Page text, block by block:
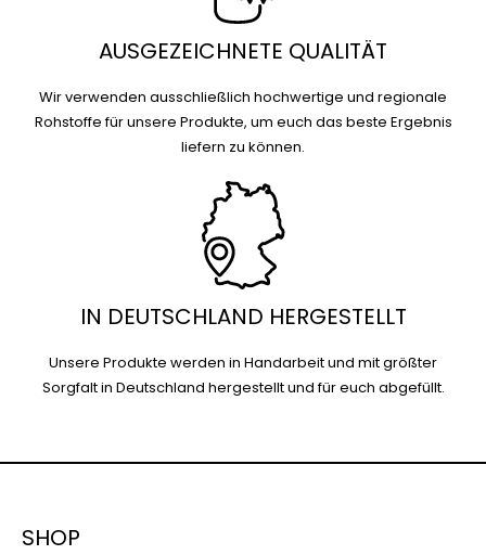
AUSGEZEICHNETE QUALITÄT
Wir verwenden ausschließlich hochwertige und regionale
Rohstoffe für unsere Produkte, um euch das beste Ergebnis
liefern zu können.
IN DEUTSCHLAND HERGESTELLT
Unsere Produkte werden in Handarbeit und mit größter
Sorgfalt in Deutschland hergestellt und für euch abgefüllt.
SHOP